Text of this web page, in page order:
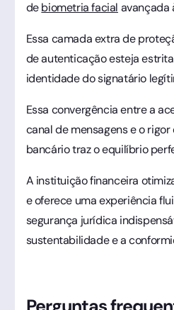
debiometria facial avançada
Essa camada extra de
de autenticação esteja
identidade do signatário
Essa convergência entre a
canal de mensagens e o
bancário traz o equilíbrio
A instituição financeira
e oferece uma experiência
segurança jurídica
sustentabilidade e a